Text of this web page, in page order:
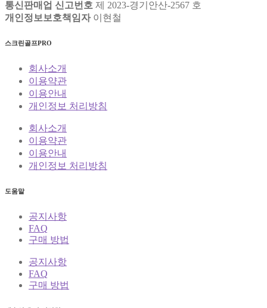
통신판매업 신고번호 제 2023-경기안산-2567 호
개인정보보호책임자이현철
스크린골프PRO
회사소개
이용약관
이용안내
개인정보 처리방침
회사소개
이용약관
이용안내
개인정보 처리방침
도움말
공지사항
FAQ
구매 방법
공지사항
FAQ
구매 방법